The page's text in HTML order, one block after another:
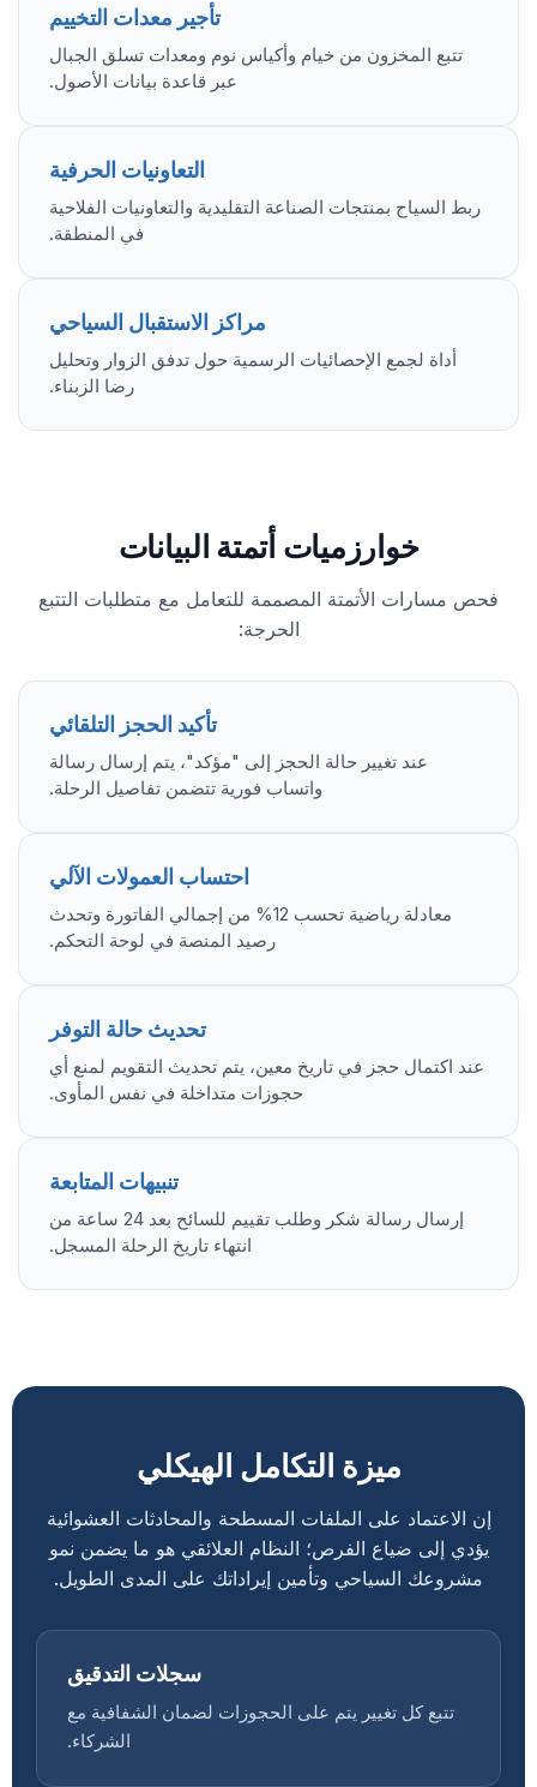
تأجير معدات التخييم
تتبع المخزون من خيام وأكياس نوم ومعدات تسلق الجبال
عبر قاعدة بيانات الأصول.
التعاونيات الحرفية
ربط السياح بمنتجات الصناعة التقليدية والتعاونيات الفلاحية
في المنطقة.
مراكز الاستقبال السياحي
أداة لجمع الإحصائيات الرسمية حول تدفق الزوار وتحليل
رضا الزبناء.
خوارزميات أتمتة البيانات
فحص مسارات الأتمتة المصممة للتعامل مع متطلبات التتبع
الحرجة:
تأكيد الحجز التلقائي
عند تغيير حالة الحجز إلى "مؤكد"، يتم إرسال رسالة
واتساب فورية تتضمن تفاصيل الرحلة.
احتساب العمولات الآلي
معادلة رياضية تحسب 12% من إجمالي الفاتورة وتحدث
رصيد المنصة في لوحة التحكم.
تحديث حالة التوفر
عند اكتمال حجز في تاريخ معين، يتم تحديث التقويم لمنع أي
حجوزات متداخلة في نفس المأوى.
تنبيهات المتابعة
إرسال رسالة شكر وطلب تقييم للسائح بعد 24 ساعة من
انتهاء تاريخ الرحلة المسجل.
ميزة التكامل الهيكلي
إن الاعتماد على الملفات المسطحة والمحادثات العشوائية
يؤدي إلى ضياع الفرص؛ النظام العلائقي هو ما يضمن نمو
مشروعك السياحي وتأمين إيراداتك على المدى الطويل.
سجلات التدقيق
تتبع كل تغيير يتم على الحجوزات لضمان الشفافية مع
الشركاء.